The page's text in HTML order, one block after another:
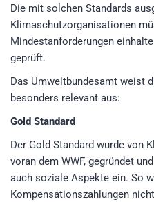
Die mit solchen Standards
Klimaschutzorganisationen
Mindestanforderungen
geprüft.
Das Umweltbundesamt weist
besonders relevant aus:
Gold Standard
Der Gold Standard wurde von
voran dem WWF, gegründet
auch soziale Aspekte ein. So
Kompensationszahlungen